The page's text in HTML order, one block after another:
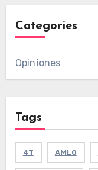
Categories
Opiniones
Tags
4T AMLO